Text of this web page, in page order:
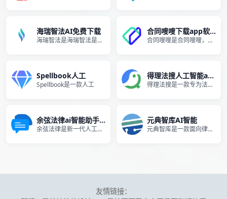
海瑞智法AI免费下载
海瑞智法是海瑞智法是一款基于
合同嗖嗖下载app软件
合同嗖嗖是合同嗖嗖，必优科技
Spellbook人工
Spellbook是一款人工
得理法搜人工智能app
得理法搜是一款专为法律领域设
余弦法律ai智能助手免
余弦法律是新一代人工智能（L
元典智库AI智能
元典智库是一款面向律师、企业
友情链接：